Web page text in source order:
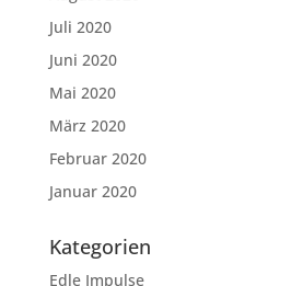
Juli 2020
Juni 2020
Mai 2020
März 2020
Februar 2020
Januar 2020
Kategorien
Edle Impulse